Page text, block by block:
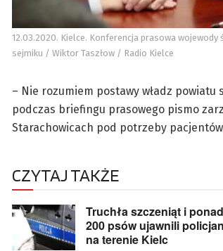
12.03.2020. Kielce. Konferencja prasowa
sejmiku / Wiktor Taszłow / Radio Kielce
– Nie rozumiem postawy władz
podczas briefingu prasowego pismo
Starachowicach pod potrzeby
CZYTAJ TAKŻE
Truchła szczeniąt i ponad
200 psów ujawnili
na terenie Kielc